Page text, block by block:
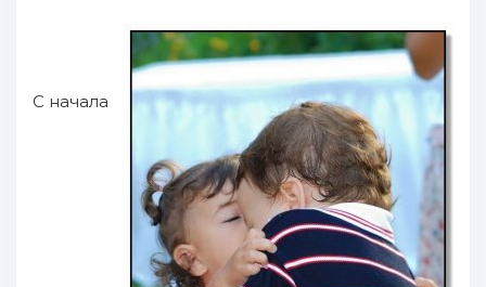
C нaчала